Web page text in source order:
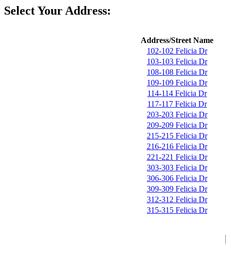
Select Your Address:
Address/Street Name
102-102 Felicia Dr
103-103 Felicia Dr
108-108 Felicia Dr
109-109 Felicia Dr
114-114 Felicia Dr
117-117 Felicia Dr
203-203 Felicia Dr
209-209 Felicia Dr
215-215 Felicia Dr
216-216 Felicia Dr
221-221 Felicia Dr
303-303 Felicia Dr
306-306 Felicia Dr
309-309 Felicia Dr
312-312 Felicia Dr
315-315 Felicia Dr